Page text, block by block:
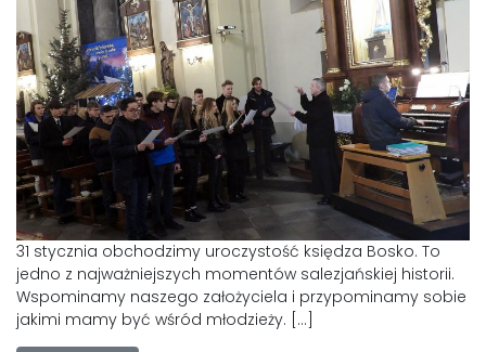
31 stycznia obchodzimy uroczystość księdza Bosko. To
jedno z najważniejszych momentów salezjańskiej historii.
Wspominamy naszego założyciela i przypominamy sobie
jakimi mamy być wśród młodzieży. […]